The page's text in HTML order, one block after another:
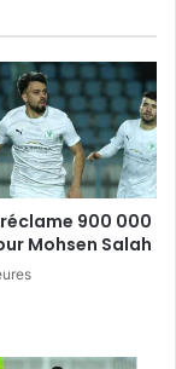
900 000
Mohsen Salah